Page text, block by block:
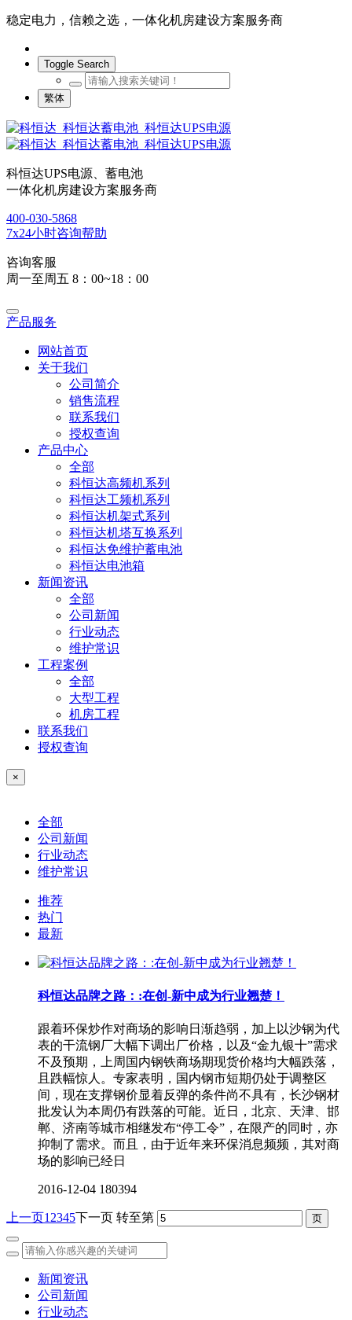
稳定电力，信赖之选，一体化机房建设方案服务商
Toggle Search
繁体
科恒达UPS电源、蓄电池
一体化机房建设方案服务商
400-030-5868
7x24小时咨询帮助
咨询客服
周一至周五 8：00~18：00
产品服务
网站首页
关于我们
公司简介
销售流程
联系我们
授权查询
产品中心
全部
科恒达高频机系列
科恒达工频机系列
科恒达机架式系列
科恒达机塔互换系列
科恒达免维护蓄电池
科恒达电池箱
新闻资讯
全部
公司新闻
行业动态
维护常识
工程案例
全部
大型工程
机房工程
联系我们
授权查询
×
全部
公司新闻
行业动态
维护常识
推荐
热门
最新
科恒达品牌之路：:在创-新中成为行业翘楚！
跟着环保炒作对商场的影响日渐趋弱，加上以沙钢为代
表的干流钢厂大幅下调出厂价格，以及“金九银十”需求
不及预期，上周国内钢铁商场期现货价格均大幅跌落，
且跌幅惊人。专家表明，国内钢市短期仍处于调整区
间，现在支撑钢价显着反弹的条件尚不具有，长沙钢材
批发认为本周仍有跌落的可能。近日，北京、天津、邯
郸、济南等城市相继发布“停工令”，在限产的同时，亦
抑制了需求。而且，由于近年来环保消息频频，其对商
场的影响已经日
2016-12-04 180394
上一页1 2345下一页 转至第
新闻资讯
公司新闻
行业动态